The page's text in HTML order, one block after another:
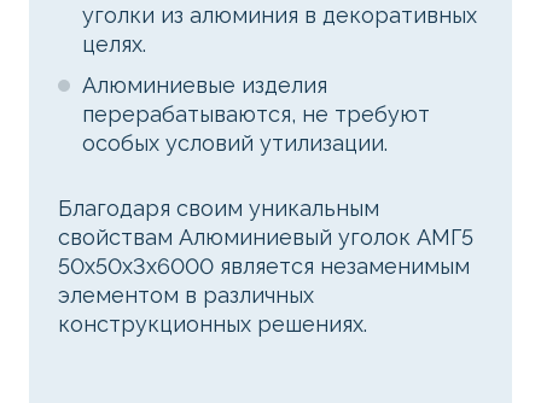
уголки из алюминия в декоративных
целях.
Алюминиевые изделия
перерабатываются, не требуют
особых условий утилизации.
Благодаря своим уникальным
свойствам Алюминиевый уголок АМГ5
50х50х3х6000 является незаменимым
элементом в различных
конструкционных решениях.